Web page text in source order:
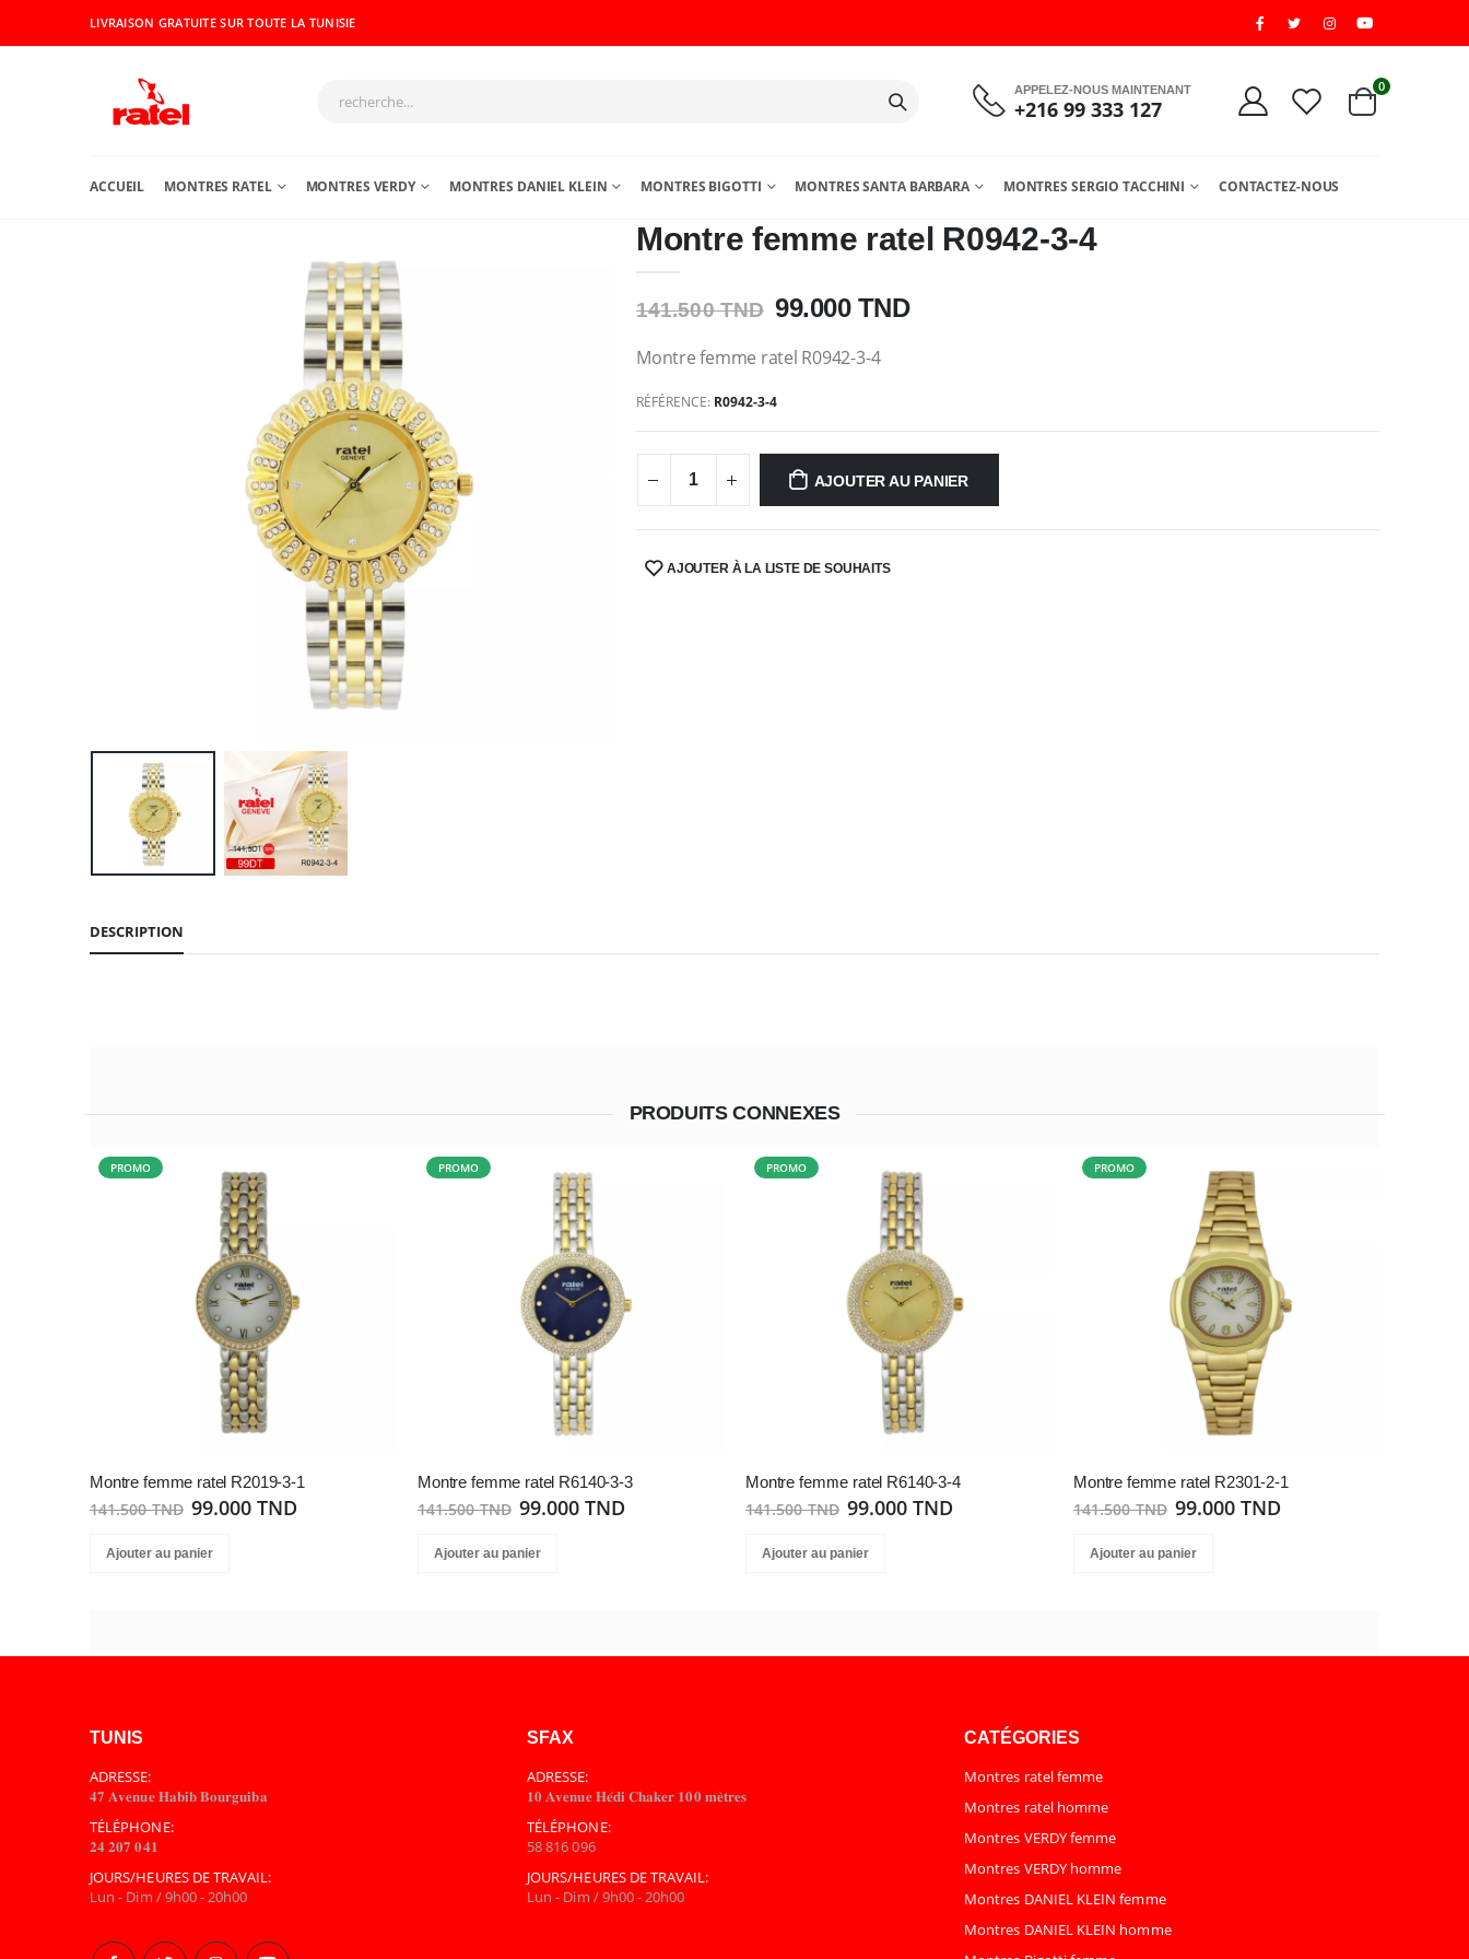
LIVRAISON GRATUITE SUR TOUTE LA TUNISIE
APPELEZ-NOUS MAINTENANT
+216 99 333 127
0
ACCUEIL MONTRES RATEL MONTRES VERDY MONTRES DANIEL KLEIN MONTRES BIGOTTI MONTRES SANTA BARBARA MONTRES SERGIO TACCHINI CONTACTEZ-NOUS
Montre femme ratel R0942-3-4
141.500 TND 99.000 TND
Montre femme ratel R0942-3-4
RÉFÉRENCE: R0942-3-4
AJOUTER AU PANIER
SHARE:AJOUTER À LA LISTE DE SOUHAITS
DESCRIPTION
PRODUITS CONNEXES
PROMO
Montre femme ratel R2019-3-1
141.500 TND 99.000 TND
Ajouter au panier
PROMO
Montre femme ratel R6140-3-3
141.500 TND 99.000 TND
Ajouter au panier
PROMO
Montre femme ratel R6140-3-4
141.500 TND 99.000 TND
Ajouter au panier
PROMO
Montre femme ratel R2301-2-1
141.500 TND 99.000 TND
Ajouter au panier
TUNIS
ADRESSE:
𝟒𝟕 𝐀𝐯𝐞𝐧𝐮𝐞 𝐇𝐚𝐛𝐢𝐛 𝐁𝐨𝐮𝐫𝐠𝐮𝐢𝐛𝐚
TÉLÉPHONE:
𝟐𝟒 𝟐𝟎𝟕 𝟎𝟒𝟏
JOURS/HEURES DE TRAVAIL:
Lun - Dim / 9h00 - 20h00
SFAX
ADRESSE:
𝟏𝟎 𝐀𝐯𝐞𝐧𝐮𝐞 𝐇𝐞́𝐝𝐢 𝐂𝐡𝐚𝐤𝐞𝐫 𝟏𝟎𝟎 𝐦𝐞̀𝐭𝐫𝐞𝐬
TÉLÉPHONE:
58 816 096
JOURS/HEURES DE TRAVAIL:
Lun - Dim / 9h00 - 20h00
CATÉGORIES
Montres ratel femme
Montres ratel homme
Montres VERDY femme
Montres VERDY homme
Montres DANIEL KLEIN femme
Montres DANIEL KLEIN homme